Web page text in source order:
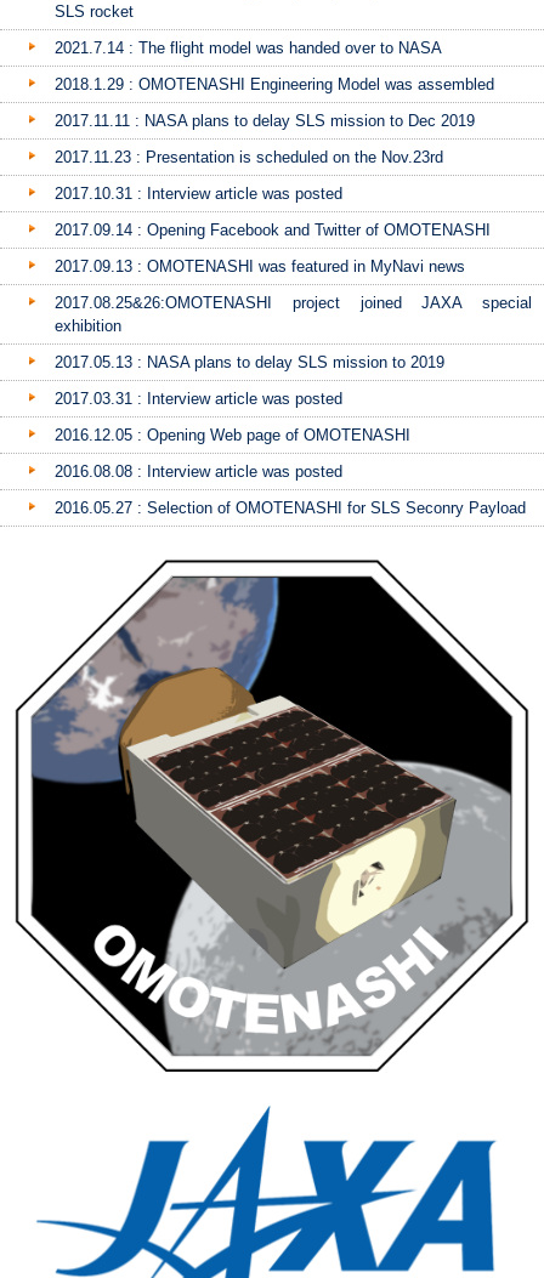
SLS rocket
2021.7.14 : The flight model was handed over to NASA
2018.1.29 : OMOTENASHI Engineering Model was assembled
2017.11.11 : NASA plans to delay SLS mission to Dec 2019
2017.11.23 : Presentation is scheduled on the Nov.23rd
2017.10.31 : Interview article was posted
2017.09.14 : Opening Facebook and Twitter of OMOTENASHI
2017.09.13 : OMOTENASHI was featured in MyNavi news
2017.08.25&26:OMOTENASHI project joined JAXA special
exhibition
2017.05.13 : NASA plans to delay SLS mission to 2019
2017.03.31 : Interview article was posted
2016.12.05 : Opening Web page of OMOTENASHI
2016.08.08 : Interview article was posted
2016.05.27 : Selection of OMOTENASHI for SLS Seconry Payload